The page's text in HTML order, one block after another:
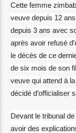
Radio
Elyon
Cette femme
veuve depuis 12
depuis 3 ans avec
après avoir refusé
le décès de ce
de six mois de son
veuve qui attend à
décidé d’officialiser
Devant le tribunal
avoir des